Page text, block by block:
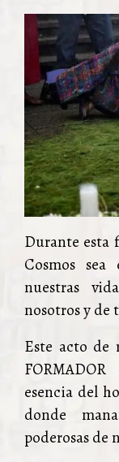
Durante esta
Cosmos
nuestras
nosotros y de
Este acto de
esencia del
donde
poderosas de